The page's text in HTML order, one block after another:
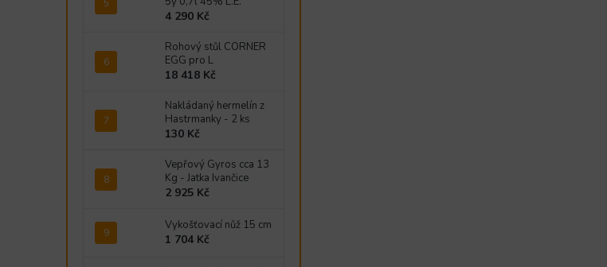
4 290 Kč
Rohový stůl CORNER
EGG pro L
18 418 Kč
Nakládaný hermelín z
Hastrmanky - 2 ks
130 Kč
Vepřový Gyros cca 13
Kg - Jatka Ivančice
2 925 Kč
Vykošťovací nůž 15 cm
1 704 Kč